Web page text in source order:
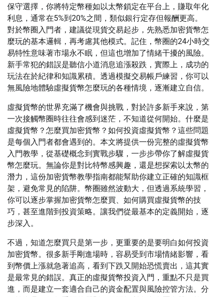
保守選擇，你將特定幣種如以太幣鎖定在平台上，賺取年化
利息，通常在5%到20%之間，類似銀行定存但報酬更高。
對於幣圈入門者，建議從現貨交易起步，先熟悉加密貨幣怎
麼玩的基本邏輯，再考慮其他模式。記住，幣圈的24小時交
易特性意味著市場永不眠，但這也增加了情緒干擾的風險。
新手常犯的錯誤是聽信小道消息追漲殺跌，實際上，成功的
玩法在於紀律和知識累積。透過模擬交易帳戶練習，你可以
無風險地體驗虛擬貨幣怎麼玩的各種情境，逐漸建立自信。
虛擬貨幣的世界充滿了機會與挑戰，對於許多新手來說，第
一次接觸幣圈時往往會感到迷茫，不知道從何開始。什麼是
虛擬貨幣？怎麼買加密貨幣？如何投資虛擬貨幣？這些問題
是每個入門者都會遇到的。本文將提供一份完整的虛擬貨幣
入門教學，從基礎概念到實戰步驟，一步步帶你了解虛擬貨
幣怎麼玩。無論你是對比特幣感興趣，還是想探索以太幣的
潛力，這份加密貨幣教學指南都能幫助你建立正確的知識框
架，避免常見的陷阱。幣圈雖然波動大，但透過系統學習，
你可以逐步掌握加密貨幣怎麼買、如何購買虛擬貨幣的技
巧，甚至進階到投資策略。讓我們從最基本的定義開始，逐
步深入。
不過，知道怎麼買只是第一步，更重要的是要明白如何投資
加密貨幣。很多新手剛進場時，容易受到市場情緒影響，看
到幣價上漲就急著追高，看到下跌又開始恐慌賣出，這其實
是最常見的錯誤。真正的虛擬貨幣投資入門，重點不只是買
進，而是建立一套適合自己的資金配置與風險控管方法。分